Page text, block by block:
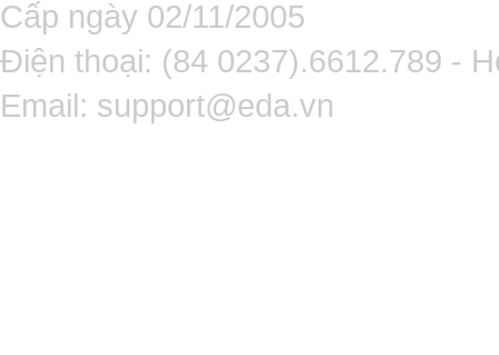
Cấp ngày 02/11/2005
Điện thoại: (84 0237).6612.789 -
Email: support@eda.vn